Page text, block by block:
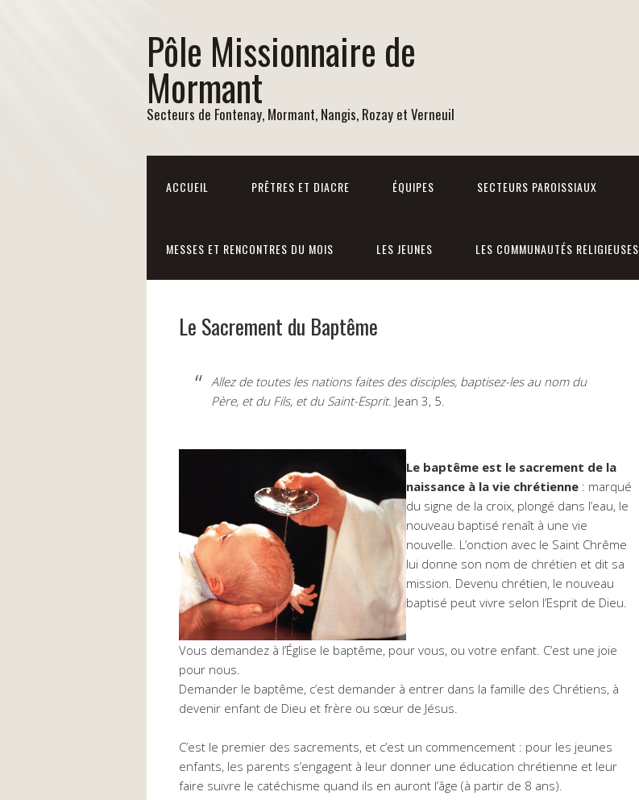
Pôle Missionnaire de
Mormant
Secteurs de Fontenay, Mormant, Nangis, Rozay et Verneuil
ACCUEIL PRÊTRES ET DIACRE ÉQUIPES SECTEURS PAROISSIAUX
MESSES ET RENCONTRES DU MOIS LES JEUNES LES COMMUNAUTÉS RELIGIEUSES
Le Sacrement du Baptême
Allez de toutes les nations faites des disciples, baptisez-les au nom du
Père, et du Fils, et du Saint-Esprit. Jean 3, 5.
Le baptême est le sacrement de la
naissance à la vie chrétienne: marqué
du signe de la croix, plongé dans l’eau, le
nouveau baptisé renaît à une vie
nouvelle. L’onction avec le Saint Chrême
lui donne son nom de chrétien et dit sa
mission. Devenu chrétien, le nouveau
baptisé peut vivre selon l’Esprit de Dieu.
Vous demandez à l’Église le baptême, pour vous, ou votre enfant. C’est une joie
pour nous.
Demander le baptême, c’est demander à entrer dans la famille des Chrétiens, à
devenir enfant de Dieu et frère ou sœur de Jésus.
C’est le premier des sacrements, et c’est un commencement : pour les jeunes
enfants, les parents s’engagent à leur donner une éducation chrétienne et leur
faire suivre le catéchisme quand ils en auront l’âge (à partir de 8 ans).